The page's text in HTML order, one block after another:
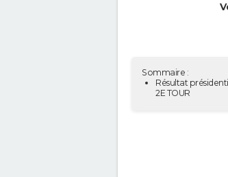
Sommaire :
Résultat
2E TOUR